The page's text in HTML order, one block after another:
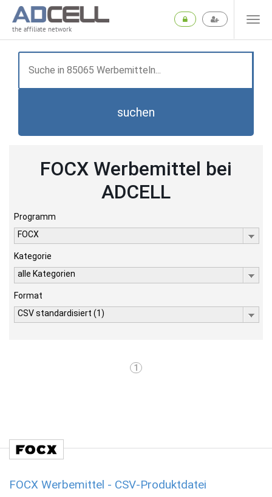
the affiliate network
suchen
FOCX Werbemittel bei
ADCELL
Programm
FOCX
Kategorie
alle Kategorien
Format
CSV standardisiert (1)
1
FOCX Werbemittel - CSV-Produktdatei